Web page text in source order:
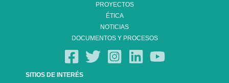
PROYECTOS
ÉTICA
NOTICIAS
DOCUMENTOS Y PROCESOS
SITIOS DE INTERÉS